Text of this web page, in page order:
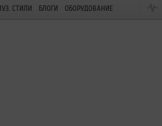
СТИЛИ БЛОГИ ОБОРУДОВАНИЕ